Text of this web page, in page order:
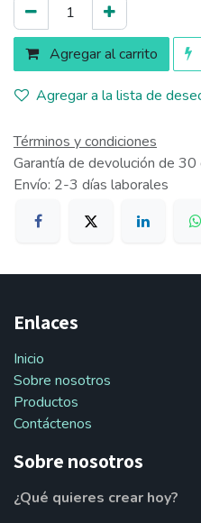
Agregar al carrito
Agregar a la lista de
Términos y condiciones
Garantía de devolución de 30
Envío: 2-3 días laborales
Enlaces
Inicio
Sobre nosotros
Productos
Contáctenos
Sobre nosotros
¿Qué quieres crear hoy?